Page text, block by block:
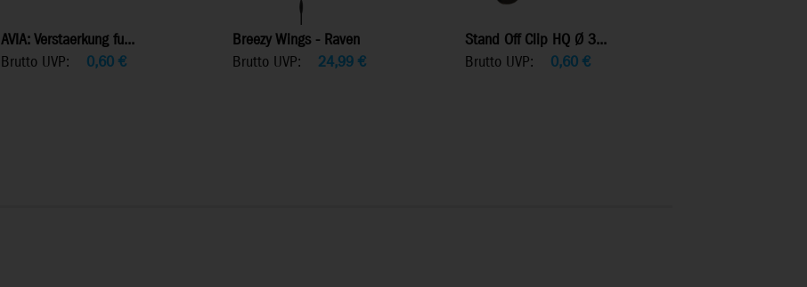
AVIA: Verstaerkung fu...
Brutto UVP:
0,60€
Breezy Wings - Raven
Brutto UVP:
24,99 €
Stand Off Clip HQ Ø 3...
Brutto UVP:
0,60€